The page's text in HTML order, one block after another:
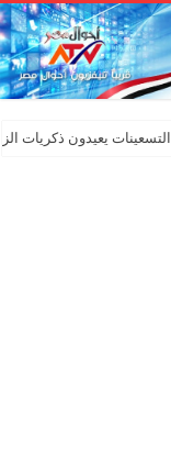
يعيدون ذكريات